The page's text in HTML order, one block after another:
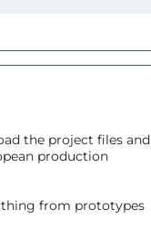
the project files and
production
from prototypes